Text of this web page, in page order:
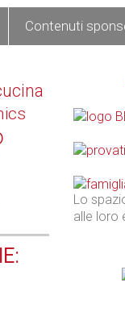
Contenuti
Lo
alle loro